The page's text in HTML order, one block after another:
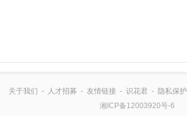
关于我们 - 人才招募 - 友情链接 - 识花君 - 隐私保护
湘ICP备12003920号-6